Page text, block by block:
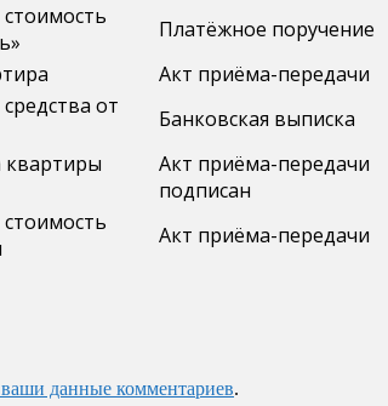
Платёжное поручение
Акт приёма-передачи
от
Банковская выписка
Акт приёма-передачи
подписан
Акт приёма-передачи
данные комментариев.